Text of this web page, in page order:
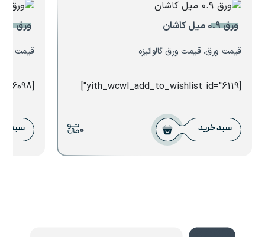
ورق ۰.۹ میل کاشان
قیمت ورق، قیمت ورق گالوانیزه
[yith_wcwl_add_to_wishlist id="6119"]
سبد خرید 0
ورق ۲.۵ میل فولاد سبا
قیمت
[yith_wcwl_add_to_wishlist id="6098"]
سبد